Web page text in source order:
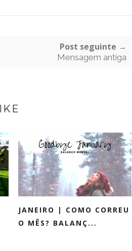
Post seguinte →
Mensagem antiga
JANEIRO | COMO CORREU
O MÊS? BALANÇ...